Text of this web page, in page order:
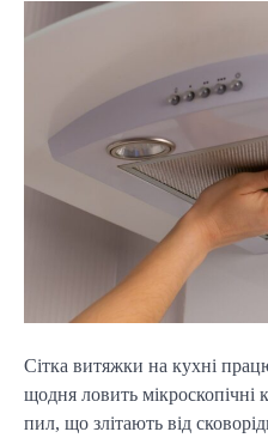
Сітка витяжки на кухні
щодня ловить мікроскопічні
пил, що злітають від